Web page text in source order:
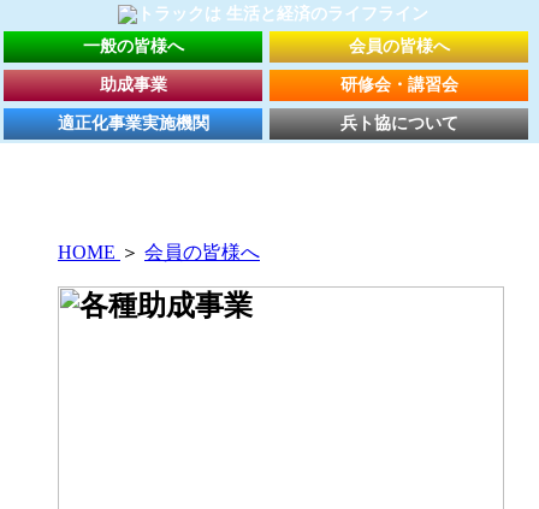
一般の皆様へ 会員の皆様へ
助成事業 研修会・講習会
適正化事業実施機関 兵ト協について
HOME ＞ 会員の皆様へ